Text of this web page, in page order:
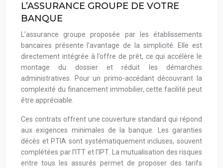
L’ASSURANCE GROUPE DE VOTRE
BANQUE
L’assurance groupe proposée par les établissements
bancaires présente l’avantage de la simplicité. Elle est
directement intégrée à l’offre de prêt, ce qui accélère le
montage du dossier et réduit les démarches
administratives. Pour un primo-accédant découvrant la
complexité du financement immobilier, cette facilité peut
être appréciable.
Ces contrats offrent une couverture standard qui répond
aux exigences minimales de la banque. Les garanties
décès et PTIA sont systématiquement incluses, souvent
complétées par l’ITT et l’IPT. La mutualisation des risques
entre tous les assurés permet de proposer des tarifs